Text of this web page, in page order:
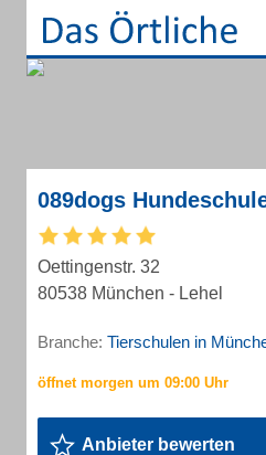
089dogs
Oettingenstr. 32
80538 München - Lehel
Branche: Tierschulen in
Anbieter bewerten